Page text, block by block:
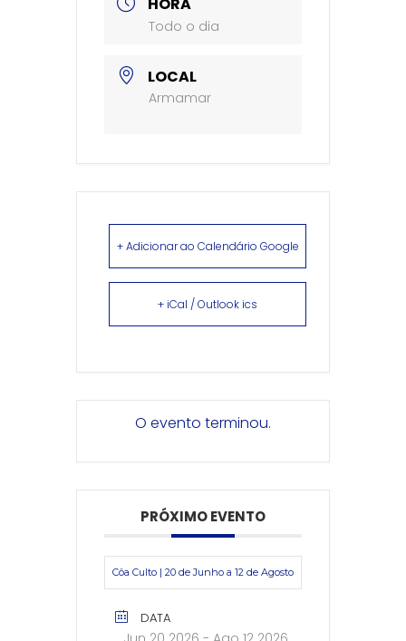
Todo o dia
LOCAL
Armamar
+ Adicionar ao Calendário Google
+ iCal / Outlook ics
O evento terminou.
PRÓXIMO EVENTO
Côa Culto | 20 de Junho a 12 de Agosto
DATA